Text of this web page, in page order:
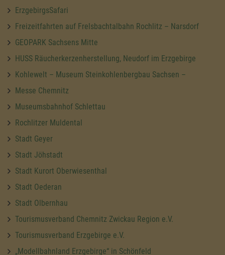
ErzgebirgsSafari
Freizeitfahrten auf Frelsbachtalbahn Rochlitz – Narsdorf
GEOPARK Sachsens Mitte
HUSS Räucherkerzenherstellung, Neudorf im Erzgebirge
Kohlewelt – Museum Steinkohlenbergbau Sachsen –
Messe Chemnitz
Museumsbahnhof Schlettau
Rochlitzer Muldental
Stadt Geyer
Stadt Jöhstadt
Stadt Kurort Oberwiesenthal
Stadt Oederan
Stadt Olbernhau
Tourismusverband Chemnitz Zwickau Region e.V.
Tourismusverband Erzgebirge e.V.
„Modellbahnland Erzgebirge“ in Schönfeld